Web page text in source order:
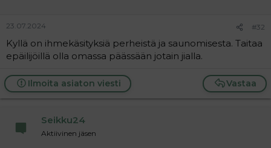
23.07.2024 #32
Kyllä on ihmekäsityksiä perheistä ja saunomisesta. Taitaa
epäilijöillä olla omassa päässään jotain jialla.
Vastaa
Ilmoita asiaton viesti
Seikku24
Aktiivinen jäsen